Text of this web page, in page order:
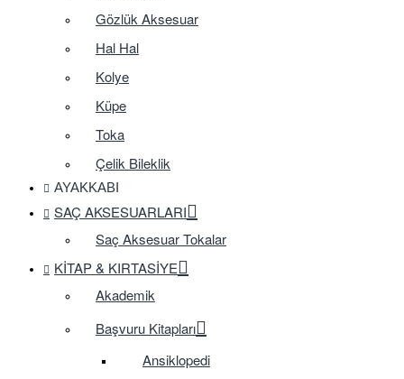
Gözlük Aksesuar
Hal Hal
Kolye
Küpe
Toka
Çelik Bileklik
AYAKKABI
SAÇ AKSESUARLARI
Saç Aksesuar Tokalar
KITAP & KIRTASIYE
Akademik
Başvuru Kitapları
Ansiklopedi